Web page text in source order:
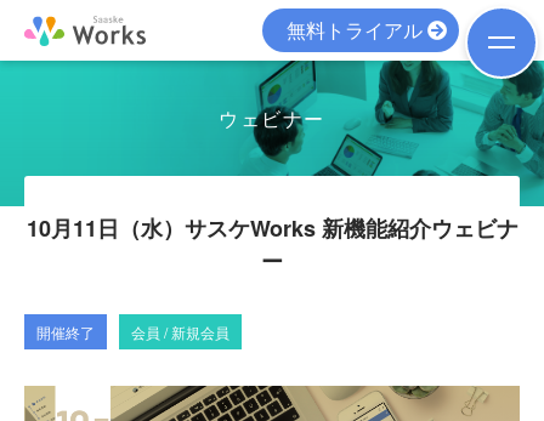
無料トライアル
ウェビナー
10月11日（水）サスケWorks 新機能紹介ウェビナ
ー
開催終了 会員 / 新規会員